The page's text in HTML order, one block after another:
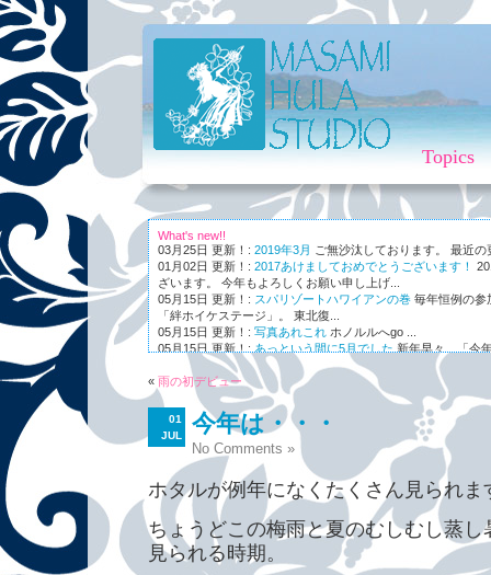
Topics
What's new!!
03月25日 更新！: 2019年3月 ご無沙汰しております。 最近
01月02日 更新！: 2017あけましておめでとうございます！
ざいます。 今年もよろしくお願い申し上げ...
05月15日 更新！: スパリゾートハワイアンの巻 毎年恒例の参
「絆ホイケステージ」。 東北復...
05月15日 更新！: 写真あれこれ ホノルルへgo ...
05月15日 更新！: あっという間に5月でした 新年早々、「今
ながら～～、まさかの5月。 世...
01月03日 更新！:
Maunaleo皆様ご存じ、ケアリー・レイシ
オと...
« 雨の初デビュー
01
JUL
今年は・・・
No Comments »
ホタルが例年になくたくさん見られま
ちょうどこの梅雨と夏のむしむし蒸
見られる時期。